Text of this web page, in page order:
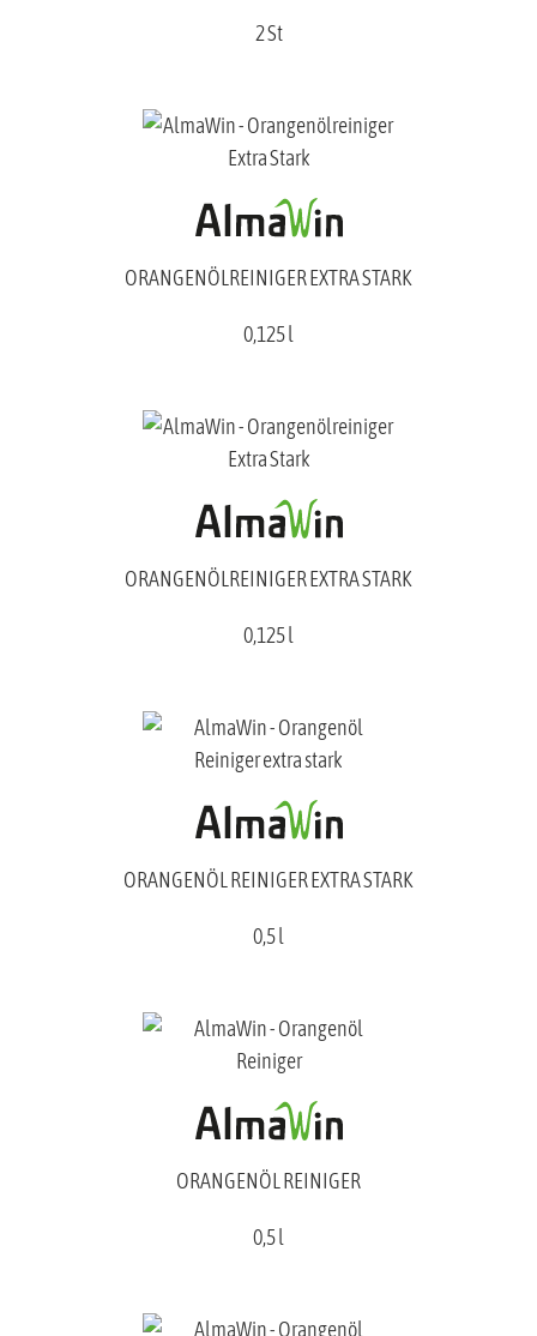
2 St
ORANGENÖLREINIGER EXTRA STARK
0,125 l
ORANGENÖLREINIGER EXTRA STARK
0,125 l
ORANGENÖL REINIGER EXTRA STARK
0,5 l
ORANGENÖL REINIGER
0,5 l